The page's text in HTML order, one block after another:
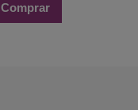
Comprar